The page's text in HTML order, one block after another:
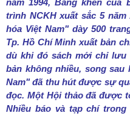
năm 1994, Bằng khen
trình NCKH xuất sắc 5 năm
hóa Việt Nam" dày 500
Tp. Hồ Chí Minh xuất bản
dù khi đó sách mới chỉ
bản không nhiều, song
Nam" đã thu hút được sự
đọc. Một Hội thảo đã được
Nhiều báo và tạp chí